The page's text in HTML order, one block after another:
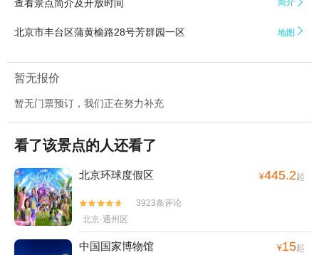
查看景点简介及开放时间 简介 
北京市丰台区蒲黄榆路28号芳群园一区 地图 
暂无报价
暂无门票预订，我们正在努力补充
看了该景点的人还看了
北京环球度假区 ¥445.2起


3923条评论
北京·通州区
中国国家博物馆 ¥15起